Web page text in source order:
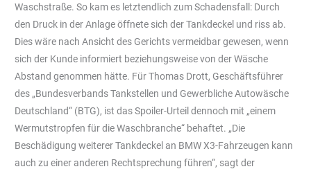
Waschstraße. So kam es letztendlich zum Schadensfall: Durch
den Druck in der Anlage öffnete sich der Tankdeckel und riss ab.
Dies wäre nach Ansicht des Gerichts vermeidbar gewesen, wenn
sich der Kunde informiert beziehungsweise von der Wäsche
Abstand genommen hätte. Für Thomas Drott, Geschäftsführer
des „Bundesverbands Tankstellen und Gewerbliche Autowäsche
Deutschland“ (BTG), ist das Spoiler-Urteil dennoch mit „einem
Wermutstropfen für die Waschbranche“ behaftet. „Die
Beschädigung weiterer Tankdeckel an BMW X3-Fahrzeugen kann
auch zu einer anderen Rechtsprechung führen“, sagt der